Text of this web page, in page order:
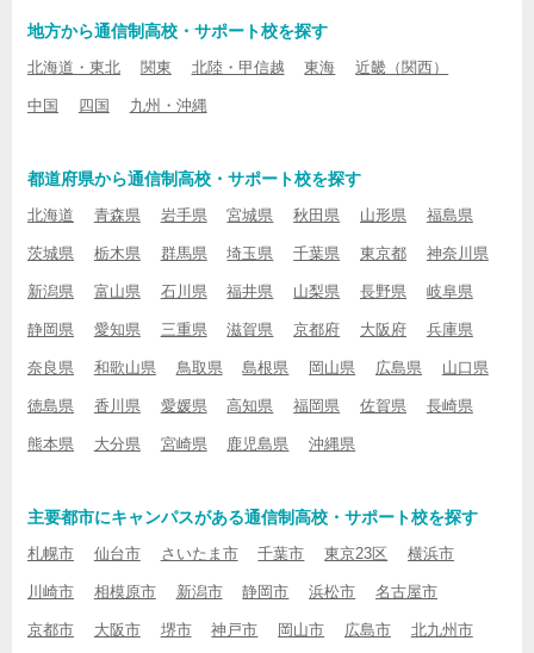
地方から通信制高校・サポート校を探す
北海道・東北 関東 北陸・甲信越 東海 近畿（関西）
中国 四国 九州・沖縄
都道府県から通信制高校・サポート校を探す
北海道 青森県 岩手県 宮城県 秋田県 山形県 福島県
茨城県 栃木県 群馬県 埼玉県 千葉県 東京都 神奈川県
新潟県 富山県 石川県 福井県 山梨県 長野県 岐阜県
静岡県 愛知県 三重県 滋賀県 京都府 大阪府 兵庫県
奈良県 和歌山県 鳥取県 島根県 岡山県 広島県 山口県
徳島県 香川県 愛媛県 高知県 福岡県 佐賀県 長崎県
熊本県 大分県 宮崎県 鹿児島県 沖縄県
主要都市にキャンパスがある通信制高校・サポート校を探す
札幌市 仙台市 さいたま市 千葉市 東京23区 横浜市
川崎市 相模原市 新潟市 静岡市 浜松市 名古屋市
京都市 大阪市 堺市 神戸市 岡山市 広島市 北九州市